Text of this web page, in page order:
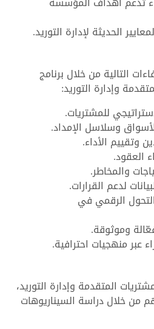
الحديثة لإدارة التوريد.
التالية من خلال برنامج
وإدارة التوريد:
للمشتريات.
وسلاسل الإمداد.
وتقييم الأداء.
العقود.
والمخاطر.
لدعم القرارات.
الرقمي في
وموثوقة.
عبر منهجيات احترافية.
المتقدمة وإدارة التوريد،
من خلال دراسة السيناريوهات